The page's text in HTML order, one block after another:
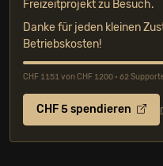
Freizeitprojekt zu Besuch.
Danke für jeden kleinen
Betriebskosten!
CHF 1151 von CHF 1200 • 62
CHF 5 spendieren